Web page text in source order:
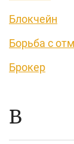
Блокчейн
Борьба с
Брокер
В